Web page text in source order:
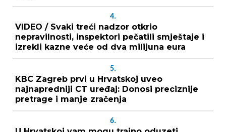
4.
VIDEO / Svaki treći nadzor otkrio
nepravilnosti, inspektori pečatili smještaje i
izrekli kazne veće od dva milijuna eura
5.
KBC Zagreb prvi u Hrvatskoj uveo
najnapredniji CT uređaj: Donosi preciznije
pretrage i manje zračenja
6.